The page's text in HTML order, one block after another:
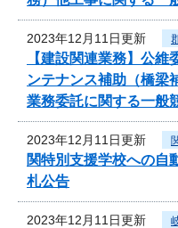
2023年12月11日更新
【建設関連業務】公
ンテナンス補助（橋梁
業務委託に関する一般
2023年12月11日更新
関特別支援学校への自
札公告
2023年12月11日更新